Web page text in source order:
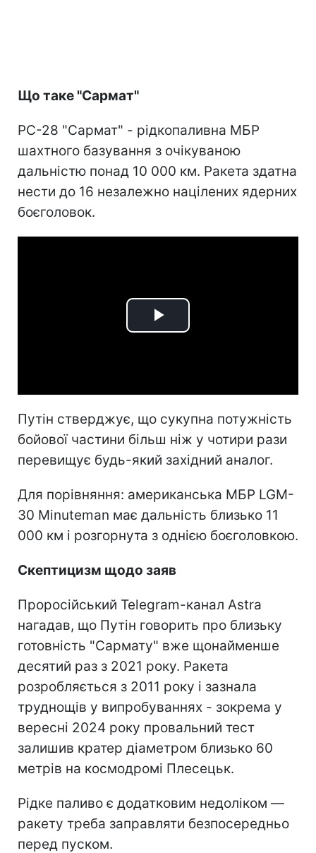
Що таке "Сармат"
РС-28 "Сармат" - рідкопаливна МБР
шахтного базування з очікуваною
дальністю понад 10 000 км. Ракета здатна
нести до 16 незалежно націлених ядерних
боєголовок.
Play
Путін стверджує, що сукупна потужність
бойової частини більш ніж у чотири рази
перевищує будь-який західний аналог.
Для порівняння: американська МБР LGM-
30 Minuteman має дальність близько 11
000 км і розгорнута з однією боєголовкою.
Скептицизм щодо заяв
Проросійський Telegram-канал Astra
нагадав, що Путін говорить про близьку
готовність "Сармату" вже щонайменше
десятий раз з 2021 року. Ракета
розробляється з 2011 року і зазнала
труднощів у випробуваннях - зокрема у
вересні 2024 року провальний тест
залишив кратер діаметром близько 60
метрів на космодромі Плесецьк.
Рідке паливо є додатковим недоліком —
ракету треба заправляти безпосередньо
перед пуском.